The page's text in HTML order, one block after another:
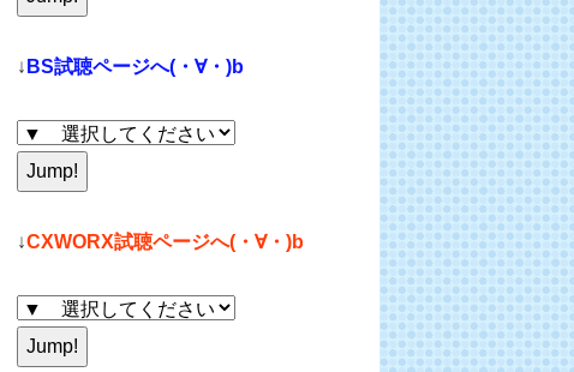
↓ BS試聴ページへ(・∀・)b
↓CXWORX試聴ページへ(・∀・)b